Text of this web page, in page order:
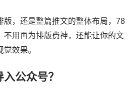
版，还是整篇推文的整体布局，78
不用再为排版费神，还能让你的文
效果。
公众号？